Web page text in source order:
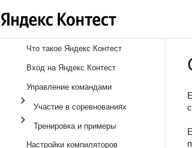
Что такое Яндекс Контест
Вход на Яндекс Контест
Управление командами
Участие в соревнованиях
Тренировка и примеры
Настройки компиляторов